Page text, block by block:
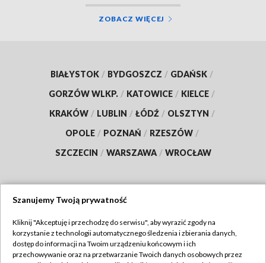
ZOBACZ WIĘCEJ
BIAŁYSTOK / BYDGOSZCZ / GDAŃSK /
GORZÓW WLKP. / KATOWICE / KIELCE /
KRAKÓW / LUBLIN / ŁÓDŹ / OLSZTYN /
OPOLE / POZNAŃ / RZESZÓW /
SZCZECIN / WARSZAWA / WROCŁAW
TVP
Abonament TVP
Regulamin TVP
Szanujemy Twoją prywatność
Kliknij "Akceptuję i przechodzę do serwisu", aby wyrazić zgody na
korzystanie z technologii automatycznego śledzenia i zbierania danych,
dostęp do informacji na Twoim urządzeniu końcowym i ich
przechowywanie oraz na przetwarzanie Twoich danych osobowych przez